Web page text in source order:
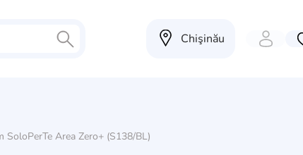
Chişinău
SoloPerTe Area Zero+ (S138/BL)